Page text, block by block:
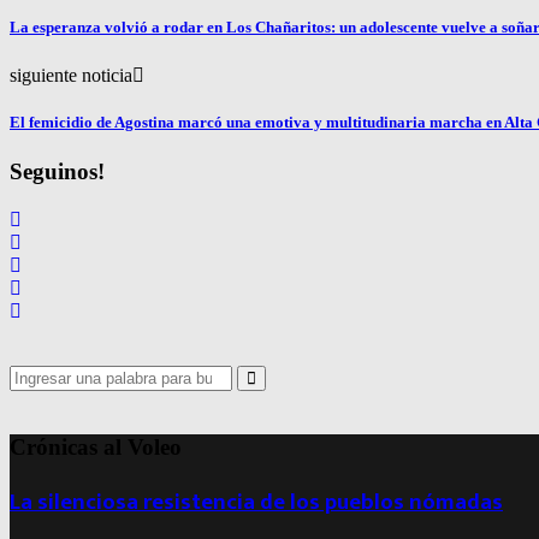
La esperanza volvió a rodar en Los Chañaritos: un adolescente vuelve a
siguiente noticia
El femicidio de Agostina marcó una emotiva y multitudinaria marcha en Alta
Seguinos!
Search
for:
Search
Crónicas al Voleo
La silenciosa resistencia de los pueblos nómadas